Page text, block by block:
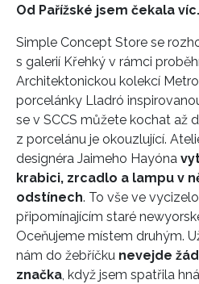
Od Pařížské jsem čekala
Simple Concept Store se
s galerií Křehký v rámci
Architektonickou kolekcí
porcelánky Lladró
se v SCCS můžete kochat až
z porcelánu je okouzlující.
designéra Jaimeho Hayóna
krabici, zrcadlo a lampu v
odstínech. To vše ve
připomínajícím staré
Oceňujeme místem druhým.
nám do žebříčku nevejde
značka, když jsem spatřila